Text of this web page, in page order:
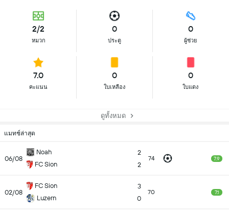
2/2
หมวก
0
ประตู
0
ผู้ช่วย
7.0
คะแนน
0
ใบเหลือง
0
ใบแดง
ดูทั้งหมด
แมทช์ล่าสุด
06/08
Noah
FC Sion
2
2
74 7.9
02/08
FC Sion
Luzern
3
0
70 7.1